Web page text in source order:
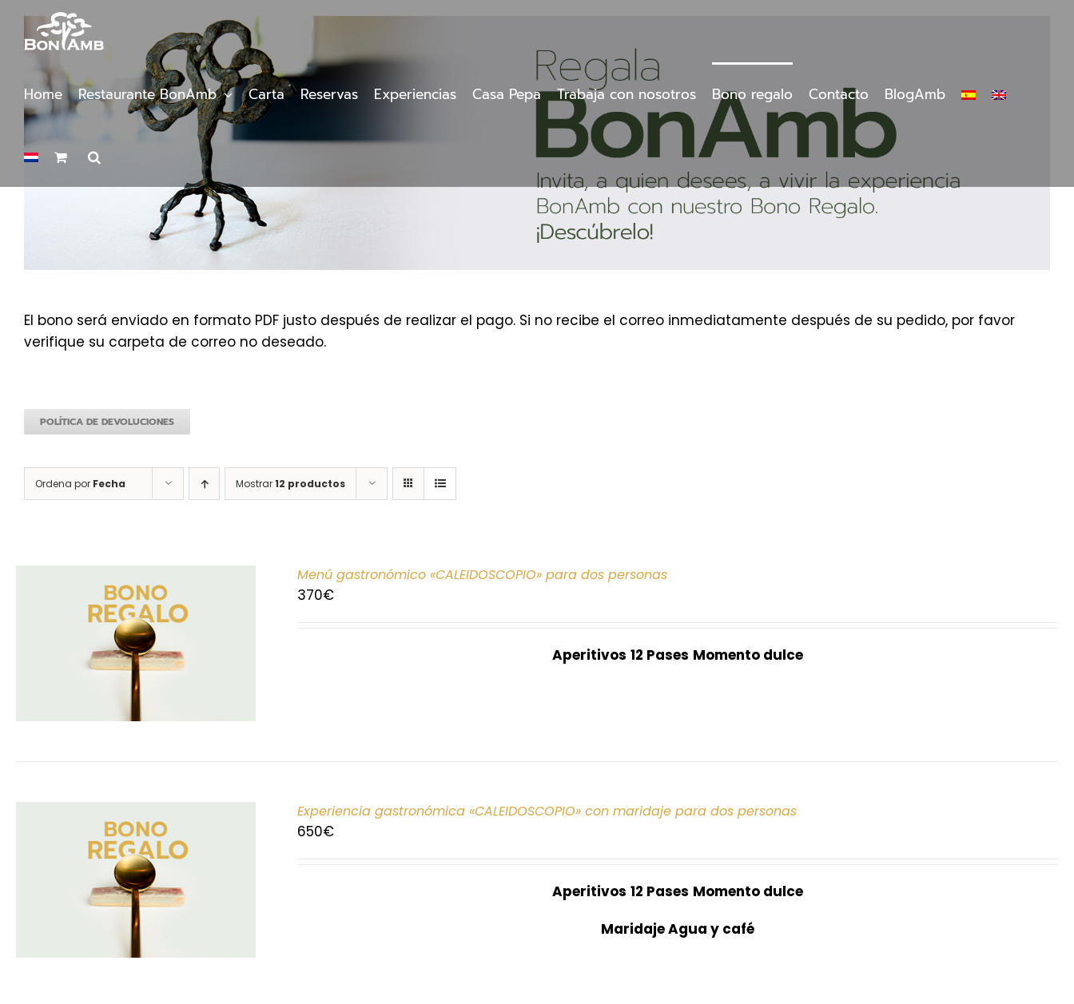
contenido
Home Restaurante BonAmb Carta Reservas Experiencias Casa Pepa Trabaja con nosotros Bono regalo Contacto BlogAmb
El bono será enviado en formato PDF justo después de realizar el pago. Si no recibe el correo inmediatamente después de su pedido, por favor
verifique su carpeta de correo no deseado.
POLÍTICA DE DEVOLUCIONES
Ordena por Fecha Mostrar12 productos
Menú gastronómico «CALEIDOSCOPIO» para dos personas
370€
Aperitivos 12 Pases Momento dulce
Experiencia gastronómica «CALEIDOSCOPIO» con maridaje para dos personas
650€
Aperitivos 12 Pases Momento dulce
Maridaje Agua y café